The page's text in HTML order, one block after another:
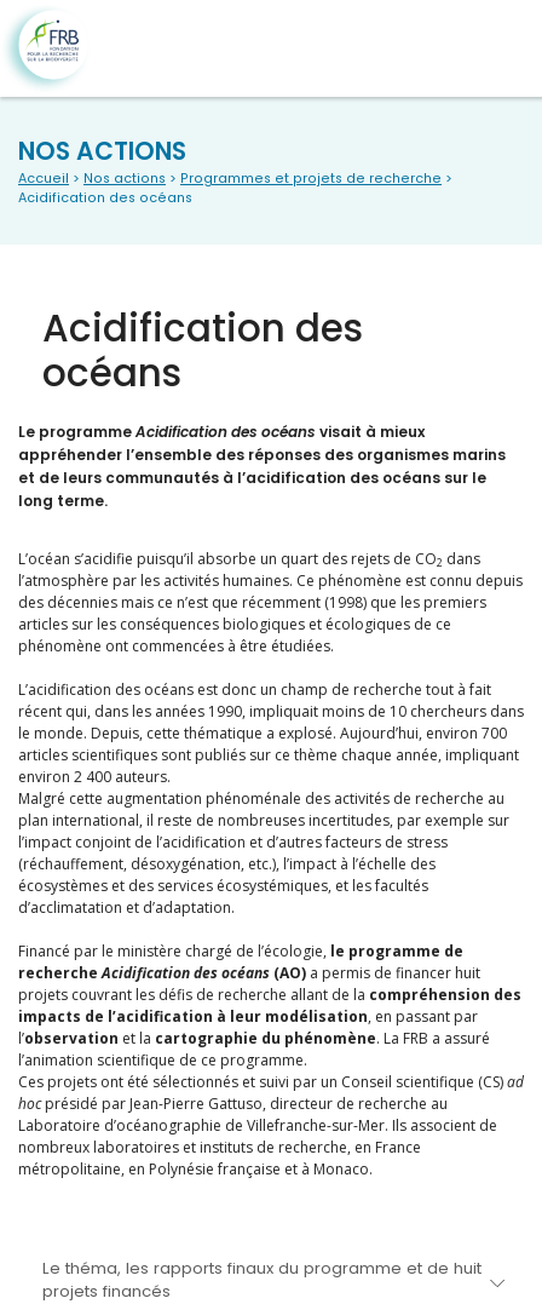
NOS ACTIONS
Accueil > Nos actions > Programmes et projets de recherche >
Acidification des océans
Acidification des
océans
Le programmeAcidification des océans visait à mieux
appréhender l’ensemble des réponses des organismes marins
et de leurs communautés à l’acidification des océans sur le
long terme.
L’océan s’acidifie puisqu’il absorbe un quart des rejets de CO2 dans
l’atmosphère par les activités humaines. Ce phénomène est connu depuis
des décennies mais ce n’est que récemment (1998) que les premiers
articles sur les conséquences biologiques et écologiques de ce
phénomène ont commencées à être étudiées.
L’acidification des océans est donc un champ de recherche tout à fait
récent qui, dans les années 1990, impliquait moins de 10 chercheurs dans
le monde. Depuis, cette thématique a explosé. Aujourd’hui, environ 700
articles scientifiques sont publiés sur ce thème chaque année, impliquant
environ 2 400 auteurs.
Malgré cette augmentation phénoménale des activités de recherche au
plan international, il reste de nombreuses incertitudes, par exemple sur
l’impact conjoint de l’acidification et d’autres facteurs de stress
(réchauffement, désoxygénation, etc.), l’impact à l’échelle des
écosystèmes et des services écosystémiques, et les facultés
d’acclimatation et d’adaptation.
Financé par le ministère chargé de l’écologie, le programme de
rechercheAcidification des océans (AO) a permis de financer huit
projets couvrant les défis de recherche allant de la compréhension des
impacts de l’acidification à leur modélisation, en passant par
l’observation et la cartographie du phénomène. La FRB a assuré
l’animation scientifique de ce programme.
Ces projets ont été sélectionnés et suivi par un Conseil scientifique (CS)ad
hocprésidé par Jean-Pierre Gattuso, directeur de recherche au
Laboratoire d’océanographie de Villefranche-sur-Mer. Ils associent de
nombreux laboratoires et instituts de recherche, en France
métropolitaine, en Polynésie française et à Monaco.
Le théma, les rapports finaux du programme et de huit
projets financés